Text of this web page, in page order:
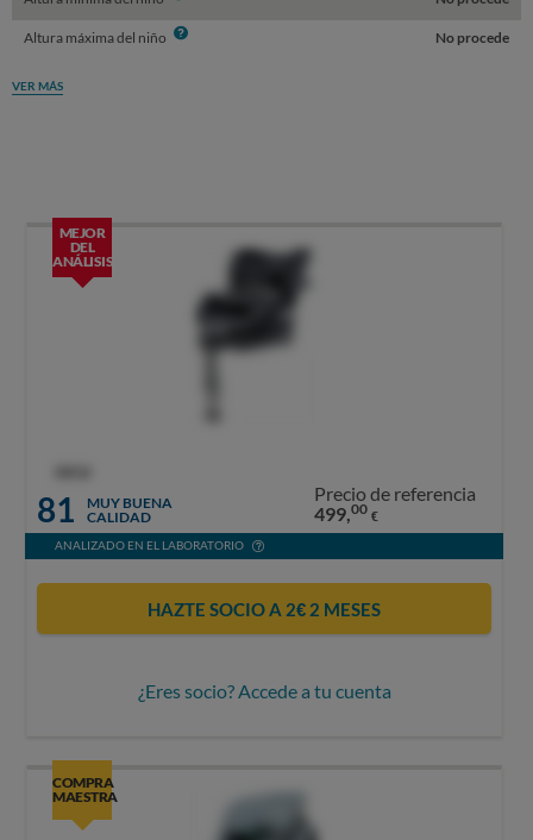
Altura máxima del niño Info No procede
VER MÁS
MEJOR
DEL
ANÁLISIS
81
MUY BUENA
CALIDAD
Precio de referencia
499,00 €
ANALIZADO EN EL LABORATORIO
HAZTE SOCIO A 2€ 2 MESES
¿Eres socio? Accede a tu cuenta
COMPRA
MAESTRA